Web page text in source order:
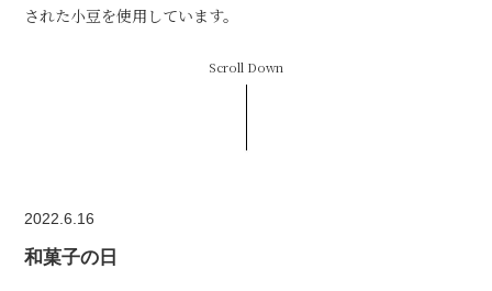
された小豆を使用しています。
Scroll Down
2022.6.16
和菓子の日